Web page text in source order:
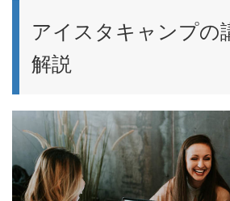
アイスタキャンプの
解説